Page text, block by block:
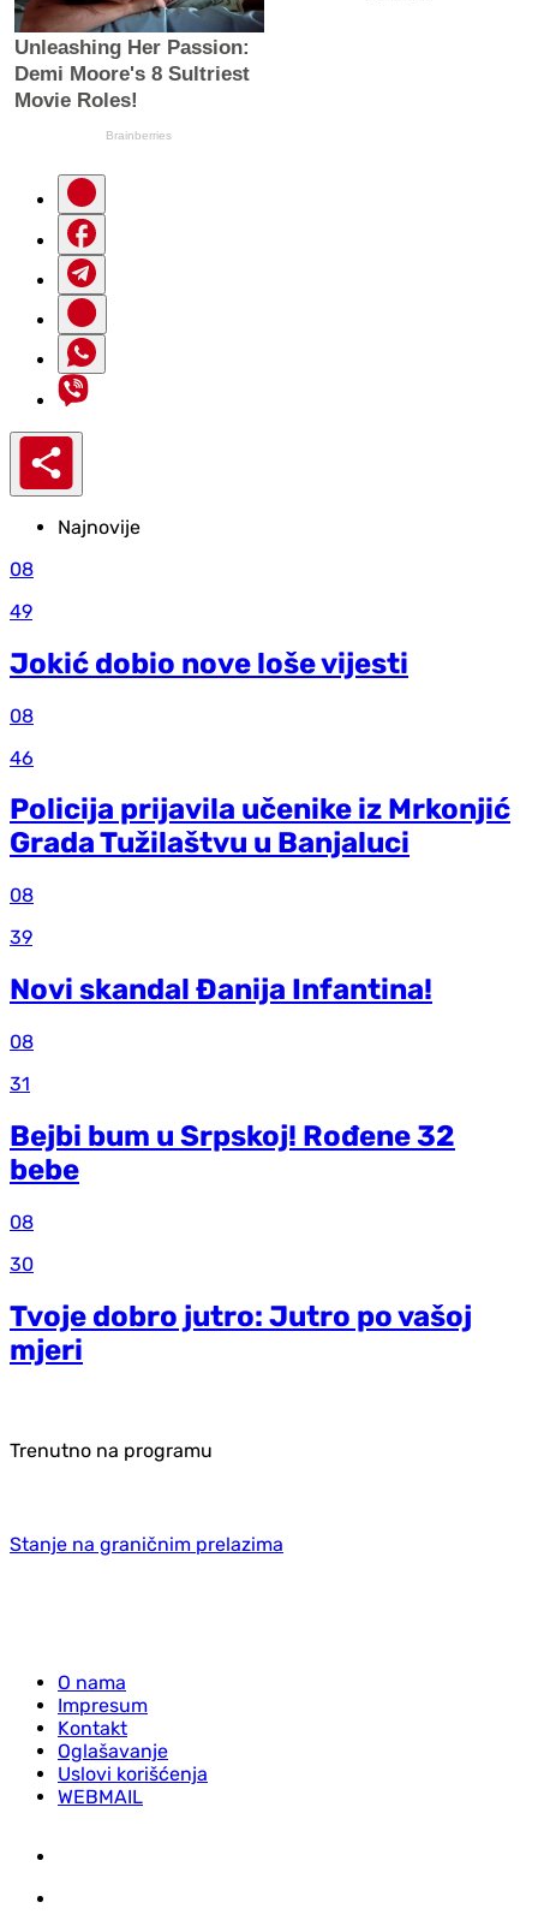
Najnovije
08
49
Jokić dobio nove loše vijesti
08
46
Policija prijavila učenike iz Mrkonjić
Grada Tužilaštvu u Banjaluci
08
39
Novi skandal Đanija Infantina!
08
31
Bejbi bum u Srpskoj! Rođene 32
bebe
08
30
Tvoje dobro jutro: Jutro po vašoj
mjeri
Trenutno na programu
Stanje na graničnim prelazima
O nama
Impresum
Kontakt
Oglašavanje
Uslovi korišćenja
WEBMAIL